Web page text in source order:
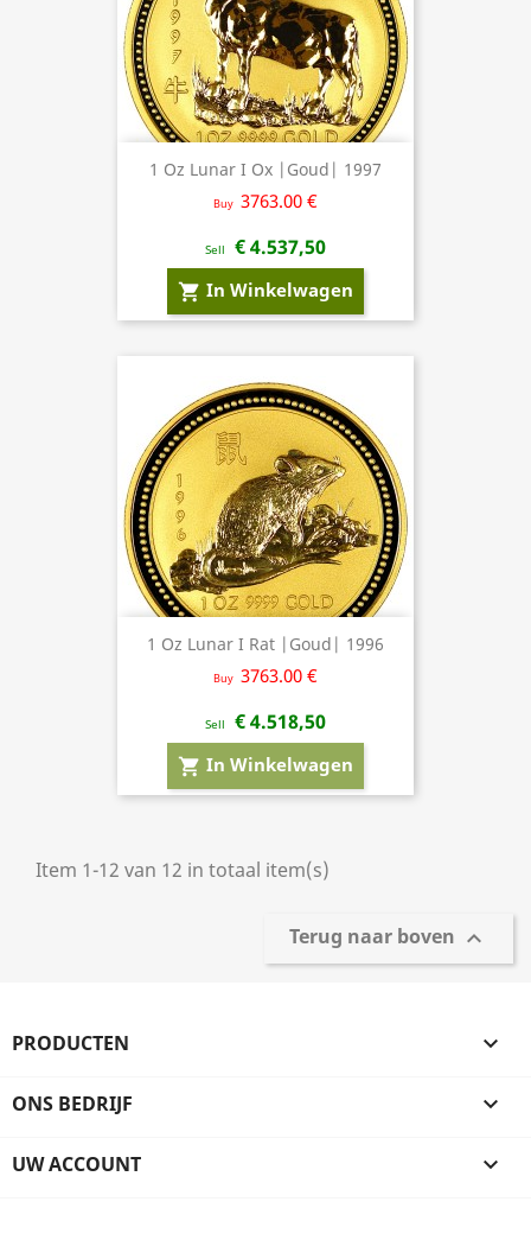
1 Oz Lunar I Ox |Goud| 1997
Buy 3763.00 €
Sell € 4.537,50
shopping_cart In Winkelwagen
1 Oz Lunar I Rat |Goud| 1996
Buy 3763.00 €
Sell € 4.518,50
shopping_cart In Winkelwagen
Item 1-12 van 12 in totaal item(s)
Terug naar boven 
PRODUCTEN 
ONS BEDRIJF 
UW ACCOUNT 